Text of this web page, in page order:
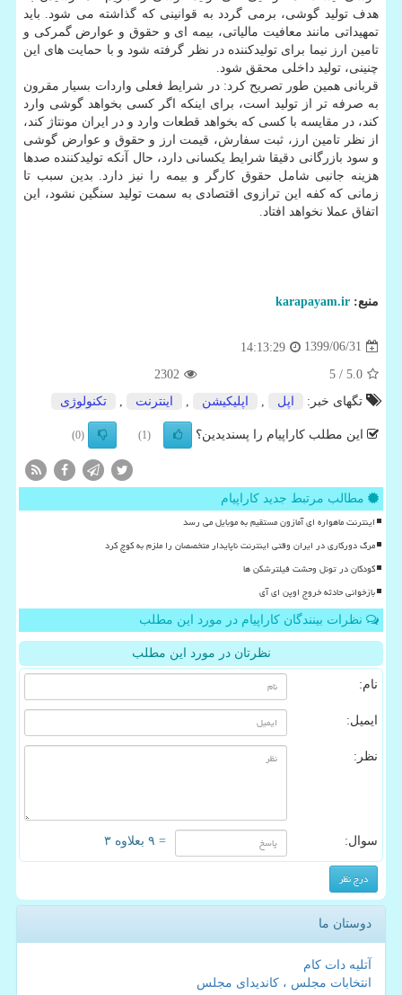
هدف تولید گوشی، برمی گردد به قوانینی که گذاشته می شود. باید
تمهیداتی مانند معافیت مالیاتی، بیمه ای و حقوق و عوارض گمرکی و
تامین ارز نیما برای تولیدکننده در نظر گرفته شود و با حمایت های این
چنینی، تولید داخلی محقق شود.
قربانی همین طور تصریح کرد: در شرایط فعلی واردات بسیار مقرون
به صرفه تر از تولید است، برای اینکه اگر کسی بخواهد گوشی وارد
کند، در مقایسه با کسی که بخواهد قطعات وارد و در ایران مونتاژ کند،
از نظر تامین ارز، ثبت سفارش، قیمت ارز و حقوق و عوارض گوشی
و سود بازرگانی دقیقا شرایط یکسانی دارد، حال آنکه تولیدکننده صدها
هزینه جانبی شامل حقوق کارگر و بیمه را نیز دارد. بدین سبب تا
زمانی که کفه این ترازوی اقتصادی به سمت تولید سنگین نشود، این
اتفاق عملا نخواهد افتاد.
منبع: karapayam.ir
1399/06/31
14:13:29
5.0
/ 5
2302
تگهای خبر:
اپل اپلیكیشن اینترنت تكنولوژی
این مطلب کاراپیام را پسندیدین؟ (1)
(0)
مطالب مرتبط جدید کاراپیام
اینترنت ماهواره ای آمازون مستقیم به موبایل می رسد
مرگ دورکاری در ایران وقتی اینترنت ناپایدار متخصصان را ملزم به کوچ کرد
کودکان در تونل وحشت فیلترشکن ها
بازخوانی حادثه خروج اوپن ای آی
نظرات بینندگان کاراپیام در مورد این مطلب
نظرتان در مورد این مطلب
نام:
ایمیل:
نظر:
سوال: = ۹ بعلاوه ۳
دوستان ما
آتلیه دات کام
انتخابات مجلس ، کاندیدای مجلس